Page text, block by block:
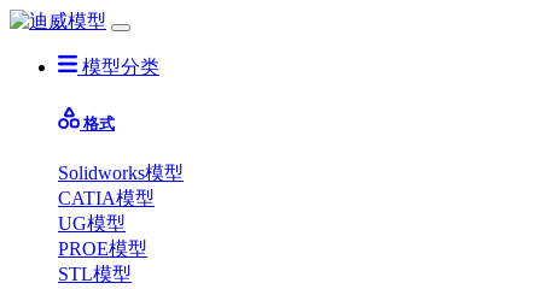
模型分类
格式
Solidworks模型
CATIA模型
UG模型
PROE模型
STL模型